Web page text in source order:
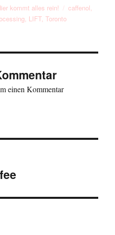
kommt alles rein! Schlagwörter
caffenol,
, LIFT,Toronto
einen Kommentar